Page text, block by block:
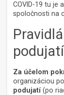
COVID-19 tu je
spoločnosti na
Za účelom
organizáciou
podujatí(po